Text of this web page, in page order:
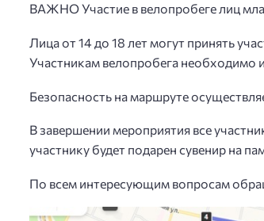
ВАЖНО Участие в велопробеге лиц
Лица от 14 до 18 лет могут принять
Участникам велопробега необходимо
Безопасность на маршруте
В завершении мероприятия все
участнику будет подарен сувенир на
По всем интересующим вопросам